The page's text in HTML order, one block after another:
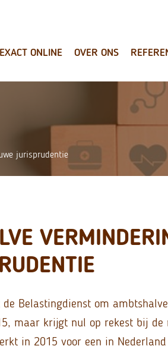
EXACT ONLINE OVER ONS
jurisprudentie
de Belastingdienst om
maar krijgt nul op rekest bij de
in 2015 voor een in